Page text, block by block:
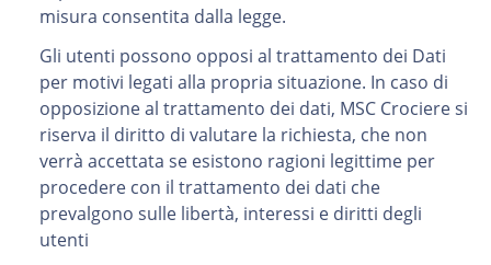
misura consentita dalla legge.
Gli utenti possono opposi al trattamento dei Dati
per motivi legati alla propria situazione. In caso di
opposizione al trattamento dei dati, MSC Crociere si
riserva il diritto di valutare la richiesta, che non
verrà accettata se esistono ragioni legittime per
procedere con il trattamento dei dati che
prevalgono sulle libertà, interessi e diritti degli
utenti